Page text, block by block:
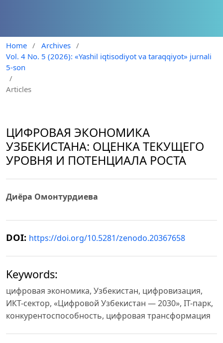
Home / Archives /
Vol. 4 No. 5 (2026): «Yashil iqtisodiyot va taraqqiyot» jurnali
5-son
/
Articles
ЦИФРОВАЯ ЭКОНОМИКА
УЗБЕКИСТАНА: ОЦЕНКА ТЕКУЩЕГО
УРОВНЯ И ПОТЕНЦИАЛА РОСТА
Диёра Омонтурдиева
DOI: https://doi.org/10.5281/zenodo.20367658
Keywords:
цифровая экономика, Узбекистан, цифровизация,
ИКТ-сектор, «Цифровой Узбекистан — 2030», IT-парк,
конкурентоспособность, цифровая трансформация